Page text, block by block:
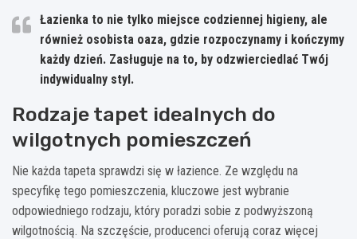
Łazienka to nie tylko miejsce codziennej higieny, ale
również osobista oaza, gdzie rozpoczynamy i kończymy
każdy dzień. Zasługuje na to, by odzwierciedlać Twój
indywidualny styl.
Rodzaje tapet idealnych do
wilgotnych pomieszczeń
Nie każda tapeta sprawdzi się w łazience. Ze względu na
specyfikę tego pomieszczenia, kluczowe jest wybranie
odpowiedniego rodzaju, który poradzi sobie z podwyższoną
wilgotnością. Na szczęście, producenci oferują coraz więcej